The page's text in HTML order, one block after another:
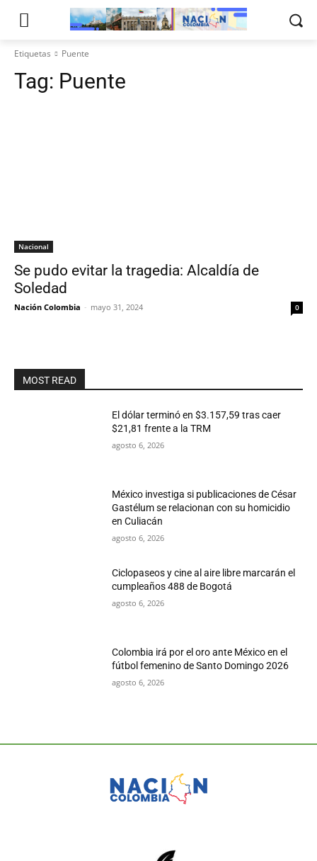
Etiquetas Puente
Tag: Puente
Nacional
Se pudo evitar la tragedia: Alcaldía de
Soledad
Nación Colombia - mayo 31, 2024 0
MOST READ
El dólar terminó en $3.157,59 tras caer
$21,81 frente a la TRM
agosto 6, 2026
México investiga si publicaciones de César
Gastélum se relacionan con su homicidio
en Culiacán
agosto 6, 2026
Ciclopaseos y cine al aire libre marcarán el
cumpleaños 488 de Bogotá
agosto 6, 2026
Colombia irá por el oro ante México en el
fútbol femenino de Santo Domingo 2026
agosto 6, 2026